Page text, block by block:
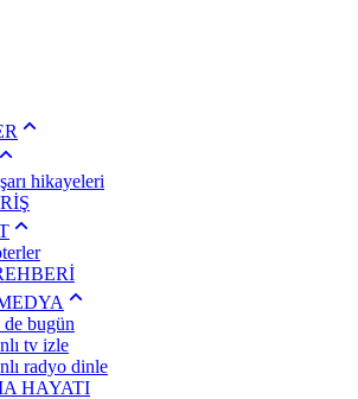
hikayeleri
bugün
tv izle
radyo dinle
HAYATI